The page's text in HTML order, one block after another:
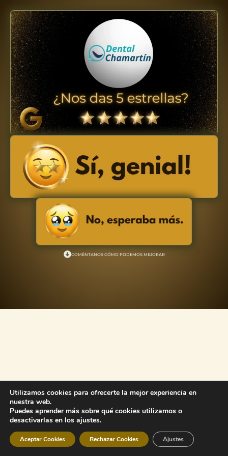
COMÉNTANOS CÓMO PODEMOS MEJORAR
Utilizamos cookies para ofrecerte la mejor experiencia en
nuestra web.
Puedes aprender más sobre qué cookies utilizamos o
desactivarlas en los ajustes.
Aceptar Cookies Rechazar Cookies Ajustes